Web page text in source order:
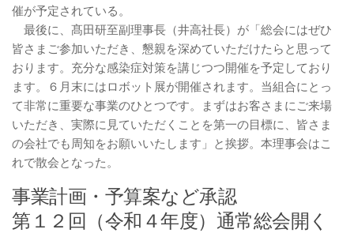
催が予定されている。
最後に、髙田研至副理事長（井高社長）が「総会にはぜひ
皆さまご参加いただき、懇親を深めていただけたらと思って
おります。充分な感染症対策を講じつつ開催を予定しており
ます。６月末にはロボット展が開催されます。当組合にとっ
て非常に重要な事業のひとつです。まずはお客さまにご来場
いただき、実際に見ていただくことを第一の目標に、皆さま
の会社でも周知をお願いいたします」と挨拶。本理事会はこ
れで散会となった。
事業計画・予算案など承認
第１２回（令和４年度）通常総会開く